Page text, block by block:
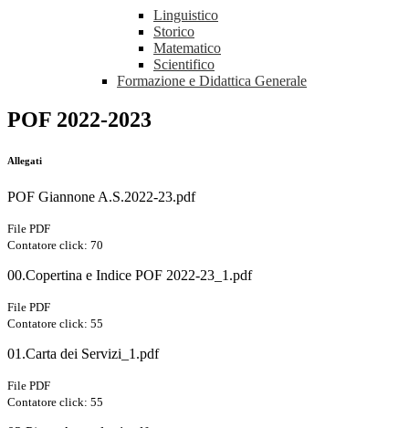
Linguistico
Storico
Matematico
Scientifico
Formazione e Didattica Generale
POF 2022-2023
Allegati
POF Giannone A.S.2022-23.pdf
File PDF
Contatore click: 70
00.Copertina e Indice POF 2022-23_1.pdf
File PDF
Contatore click: 55
01.Carta dei Servizi_1.pdf
File PDF
Contatore click: 55